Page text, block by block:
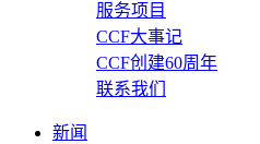
服务项目
CCF大事记
CCF创建60周年
联系我们
新闻